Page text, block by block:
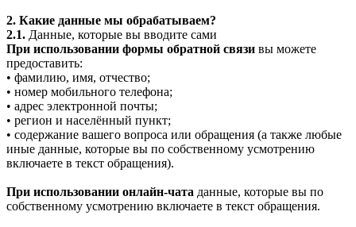
2. Какие данные мы обрабатываем?
2.1. Данные, которые вы вводите сами
При использовании формы обратной связи вы можете
предоставить:
• фамилию, имя, отчество;
• номер мобильного телефона;
• адрес электронной почты;
• регион и населённый пункт;
• содержание вашего вопроса или обращения (а также любые
иные данные, которые вы по собственному усмотрению
включаете в текст обращения).
При использовании онлайн-чата данные, которые вы по
собственному усмотрению включаете в текст обращения.